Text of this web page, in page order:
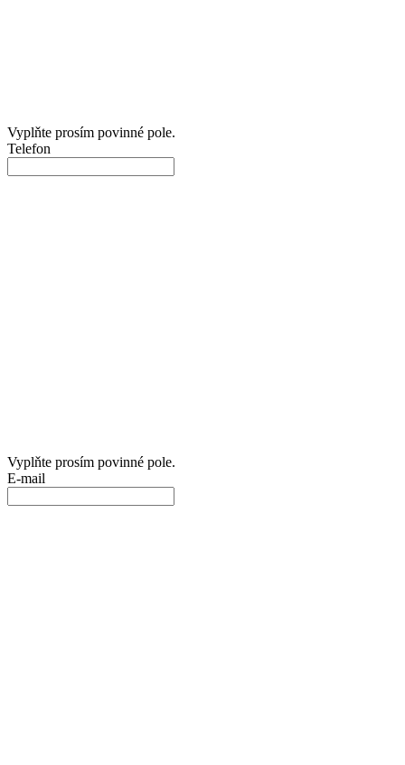
Vyplňte prosím povinné pole.
Telefon
Vyplňte prosím povinné pole.
E-mail